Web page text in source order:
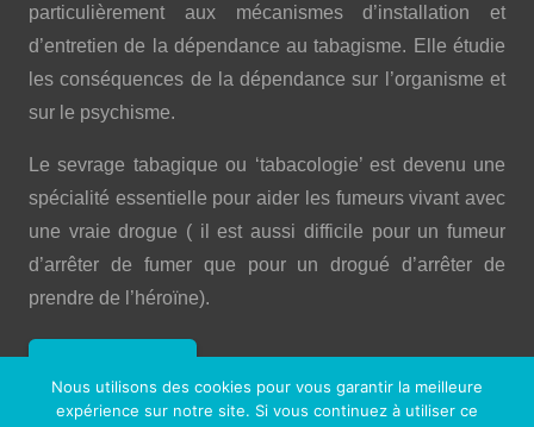
particulièrement aux mécanismes d’installation et
d’entretien de la dépendance au tabagisme. Elle étudie
les conséquences de la dépendance sur l’organisme et
sur le psychisme.
Le sevrage tabagique ou ‘tabacologie’ est devenu une
spécialité essentielle pour aider les fumeurs vivant avec
une vraie drogue ( il est aussi difficile pour un fumeur
d’arrêter de fumer que pour un drogué d’arrêter de
prendre de l’héroïne).
Nous utilisons des cookies pour vous garantir la meilleure
expérience sur notre site. Si vous continuez à utiliser ce